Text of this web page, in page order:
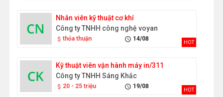
Nhân viên kỹ thuật cơ khí
Công ty TNHH công nghệ voyan
attach_money thỏa thuận schedule 14/08
HOT
Kỹ thuật viên vận hành máy in/311
Công ty TNHH Sáng Khắc
attach_money 20 - 25 triệu schedule 19/08
HOT